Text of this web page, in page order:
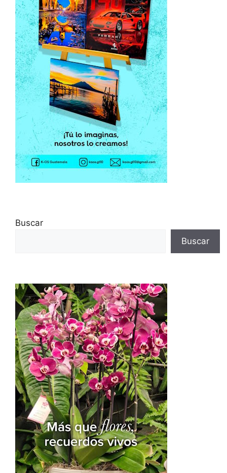
Buscar
Buscar